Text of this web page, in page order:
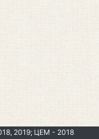
2019; ЦЕМ - 2018